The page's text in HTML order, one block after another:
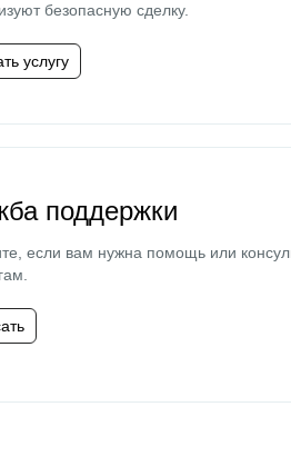
безопасную сделку.
услугу
поддержки
если вам нужна помощь или